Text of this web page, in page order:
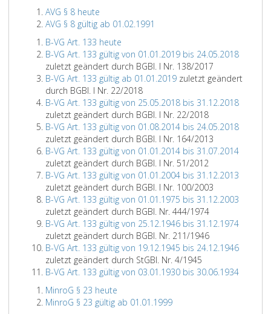
AVG § 8 heute
AVG § 8 gültig ab 01.02.1991
B-VG Art. 133 heute
B-VG Art. 133 gültig von 01.01.2019 bis 24.05.2018
zuletzt geändert durch BGBl. I Nr. 138/2017
B-VG Art. 133 gültig ab 01.01.2019 zuletzt geändert
durch BGBl. I Nr. 22/2018
B-VG Art. 133 gültig von 25.05.2018 bis 31.12.2018
zuletzt geändert durch BGBl. I Nr. 22/2018
B-VG Art. 133 gültig von 01.08.2014 bis 24.05.2018
zuletzt geändert durch BGBl. I Nr. 164/2013
B-VG Art. 133 gültig von 01.01.2014 bis 31.07.2014
zuletzt geändert durch BGBl. I Nr. 51/2012
B-VG Art. 133 gültig von 01.01.2004 bis 31.12.2013
zuletzt geändert durch BGBl. I Nr. 100/2003
B-VG Art. 133 gültig von 01.01.1975 bis 31.12.2003
zuletzt geändert durch BGBl. Nr. 444/1974
B-VG Art. 133 gültig von 25.12.1946 bis 31.12.1974
zuletzt geändert durch BGBl. Nr. 211/1946
B-VG Art. 133 gültig von 19.12.1945 bis 24.12.1946
zuletzt geändert durch StGBl. Nr. 4/1945
B-VG Art. 133 gültig von 03.01.1930 bis 30.06.1934
MinroG § 23 heute
MinroG § 23 gültig ab 01.01.1999